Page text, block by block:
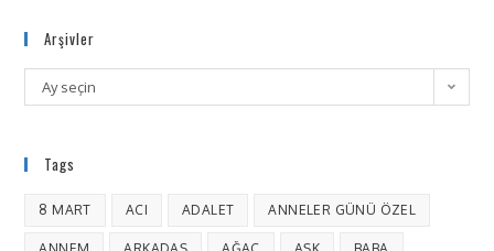
Arşivler
Ay seçin
Tags
8 MART ACI ADALET ANNELER GÜNÜ ÖZEL